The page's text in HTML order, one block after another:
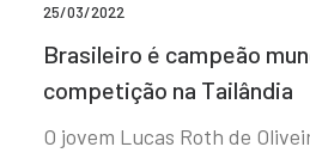
25/03/2022
Brasileiro é campeão
competição na Tailândia
O jovem Lucas Roth de